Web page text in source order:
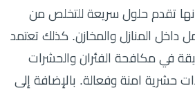
تقدم حلول سريعة للتخلص من
داخل المنازل والمخازن. كذلك تعتمد
في مكافحة الفئران والحشرات
حشرية امنة وفعالة. بالإضافة إلى